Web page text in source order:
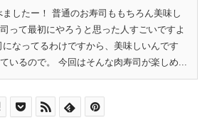
したー！ 普通のお寿司ももちろん美味し
って最初にやろうと思った人すごいですよ
なってるわけですから、美味しいんです
いるので。 今回はそんな肉寿司が楽しめ...